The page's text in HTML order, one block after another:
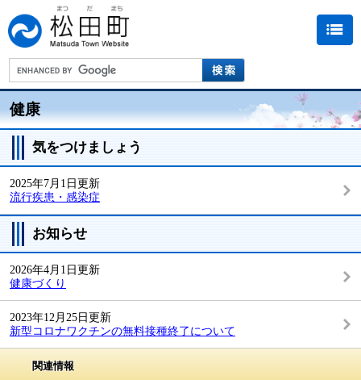
健康
気をつけましょう
2025年7月1日更新
流行疾患・感染症
お知らせ
2026年4月1日更新
健康づくり
2023年12月25日更新
新型コロナワクチンの無料接種終了について
関連情報